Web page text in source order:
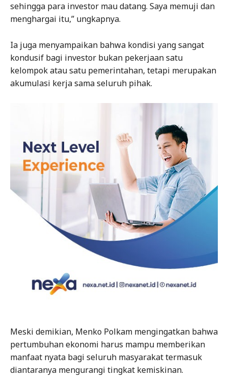
sehingga para investor mau datang. Saya memuji dan
menghargai itu,” ungkapnya.
Ia juga menyampaikan bahwa kondisi yang sangat
kondusif bagi investor bukan pekerjaan satu
kelompok atau satu pemerintahan, tetapi merupakan
akumulasi kerja sama seluruh pihak.
Meski demikian, Menko Polkam mengingatkan bahwa
pertumbuhan ekonomi harus mampu memberikan
manfaat nyata bagi seluruh masyarakat termasuk
diantaranya mengurangi tingkat kemiskinan.